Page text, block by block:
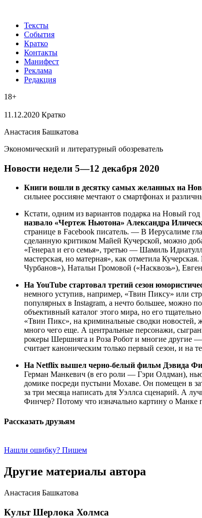
Тексты
События
Кратко
Контакты
Манифест
Реклама
Редакция
18+
11.12.2020 Кратко
Анастасия Башкатова
Экономический и литературный обозреватель
Новости недели 5—12 декабря 2020
Книги вошли в десятку самых желанных на
сильнее россияне мечтают о смартфонах и
Кстати, одним из вариантов подарка на Новый
назвало «Чертеж Ньютона» Александра
странице в Facebook писатель. — В Иерусалиме
сделанную критиком Майей Кучерской, можно
«Генерал и его семья», третью — Шамиль
мастерская, но матерная», как отметила
Чурбанов»), Натальи Громовой («Насквозь»),
На YouTube стартовал третий сезон
немного уступив, например, «Твин Пиксу» или
популярных в Instagram, а нечто большее, можно
объективный каталог этого мира, но его
«Твин Пикс», на криминальные сводки новостей,
много чего еще. А центральные персонажи,
рокеры Шершняга и Роза Робот и многие другие
считает каноническим только первый сезон, и на
На Netflix вышел черно-белый фильм Дэвида
Герман Манкевич (в его роли — Гэри Олдман), нью-
домике посреди пустыни Мохаве. Он помещен в
за три месяца написать для Уэллса сценарий. А
Финчер? Потому что изначально картину о
Рассказать друзьям
Нашли ошибку? Пишем
Другие материалы автора
Анастасия Башкатова
Культ Шерлока Холмса